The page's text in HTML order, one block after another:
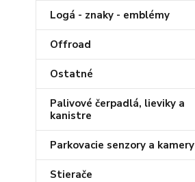
Logá - znaky - emblémy
Offroad
Ostatné
Palivové čerpadlá, lieviky a
kanistre
Parkovacie senzory a kamery
Stierače